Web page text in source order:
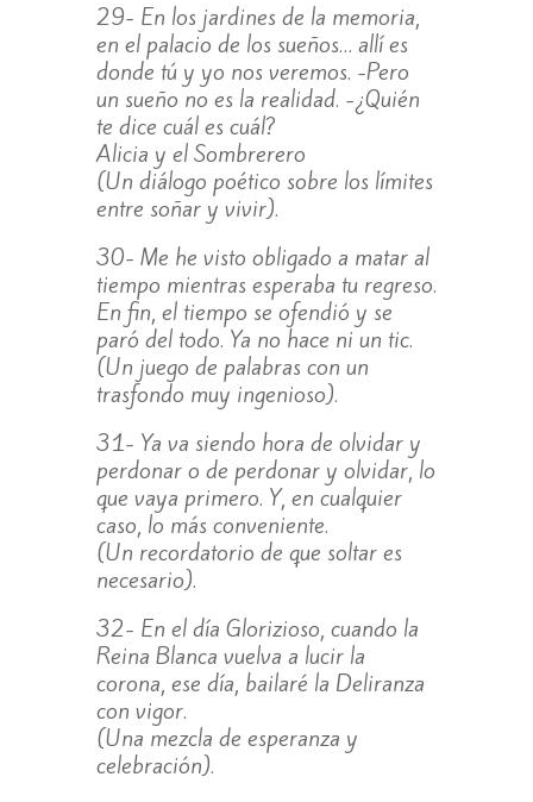
29- En los jardines de la memoria,
en el palacio de los sueños… allí es
donde tú y yo nos veremos. -Pero
un sueño no es la realidad. -¿Quién
te dice cuál es cuál?
Alicia y el Sombrerero
(Un diálogo poético sobre los límites
entre soñar y vivir).
30- Me he visto obligado a matar al
tiempo mientras esperaba tu regreso.
En fin, el tiempo se ofendió y se
paró del todo. Ya no hace ni un tic.
(Un juego de palabras con un
trasfondo muy ingenioso).
31- Ya va siendo hora de olvidar y
perdonar o de perdonar y olvidar, lo
que vaya primero. Y, en cualquier
caso, lo más conveniente.
(Un recordatorio de que soltar es
necesario).
32- En el día Glorizioso, cuando la
Reina Blanca vuelva a lucir la
corona, ese día, bailaré la Deliranza
con vigor.
(Una mezcla de esperanza y
celebración).